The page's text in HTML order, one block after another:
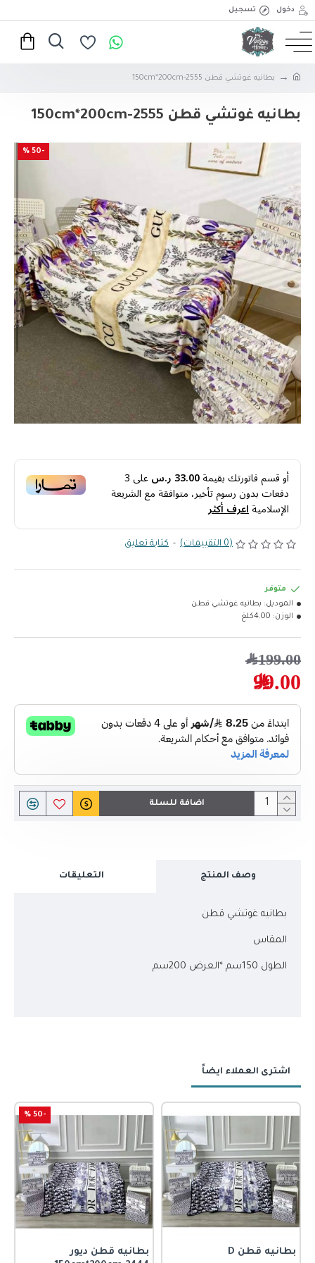
دخول تسجيل
بطانيه غوتشي قطن 2555-150cm*200cm
بطانيه غوتشي قطن 2555-150cm*200cm
-50 %
أو قسم فاتورتك بقيمة33.00 ر.س على3
دفعات بدون رسوم تأخير، متوافقة مع الشريعة
الإسلاميةاعرف أكثر
(0 التقييمات) - كتابة تعليق
99.00﷼
199.00﷼
متوفر
الموديل: بطانيه غوتشي قطن
الوزن: 4.00كلغ
اضافة للسلة
وصف المنتج التعليقات
بطانيه غوتشي قطن
المقاس
الطول 150سم *العرض 200سم
اشترى العملاء ايضاً
بطانيه قطن D
-50 %
بطانيه قطن ديور